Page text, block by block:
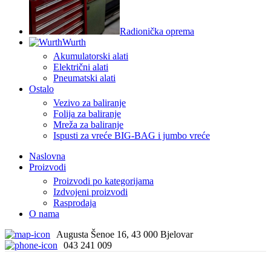
Radionička oprema
Wurth
Akumulatorski alati
Električni alati
Pneumatski alati
Ostalo
Vezivo za baliranje
Folija za baliranje
Mreža za baliranje
Ispusti za vreće BIG-BAG i jumbo vreće
Naslovna
Proizvodi
Proizvodi po kategorijama
Izdvojeni proizvodi
Rasprodaja
O nama
Augusta Šenoe 16, 43 000 Bjelovar
043 241 009